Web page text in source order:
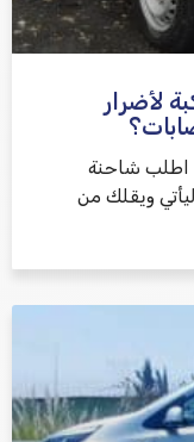
لأضرار
اطلب شاحنة
ويقلك من